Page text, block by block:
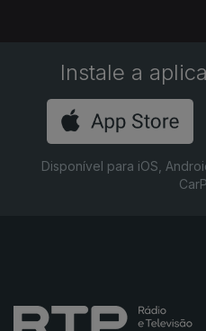
Instale a
Disponível para iOS,